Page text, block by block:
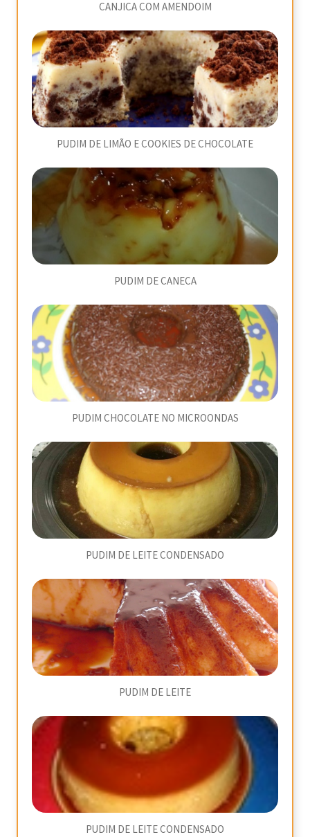
CANJICA COM AMENDOIM
PUDIM DE LIMÃO E COOKIES DE CHOCOLATE
PUDIM DE CANECA
PUDIM CHOCOLATE NO MICROONDAS
PUDIM DE LEITE CONDENSADO
PUDIM DE LEITE
PUDIM DE LEITE CONDENSADO